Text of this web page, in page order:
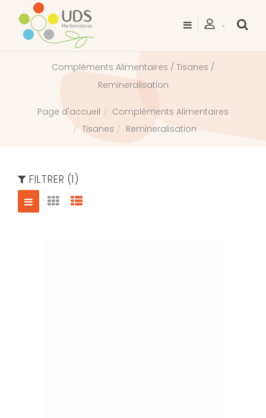
Compléments Alimentaires / Tisanes /
Remineralisation
Page d'accueil
Compléments Alimentaires
Tisanes
Remineralisation
FILTRER (1)